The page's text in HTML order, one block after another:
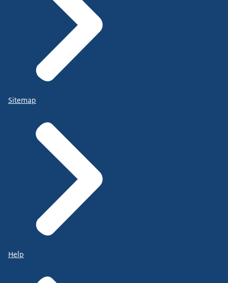
Sitemap
Help